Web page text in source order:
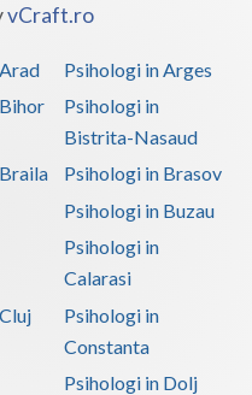
vCraft.ro
Psihologi in Arges
Psihologi in
Bistrita-Nasaud
Psihologi in Brasov
Psihologi in Buzau
Psihologi in
Calarasi
Psihologi in
Constanta
Psihologi in Dolj